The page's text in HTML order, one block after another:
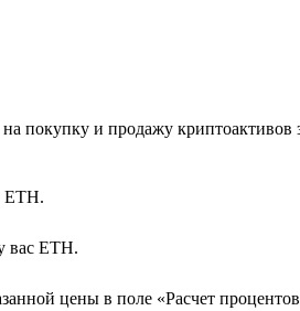
покупку и продажу криптоактивов
ETH.
вас ETH.
цены в поле «Расчет